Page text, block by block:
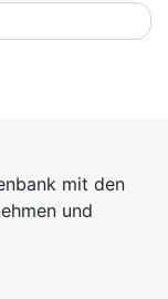
mit den
und